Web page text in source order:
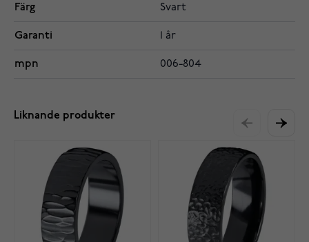
Färg Svart
Garanti 1 år
mpn 006-804
Liknande produkter